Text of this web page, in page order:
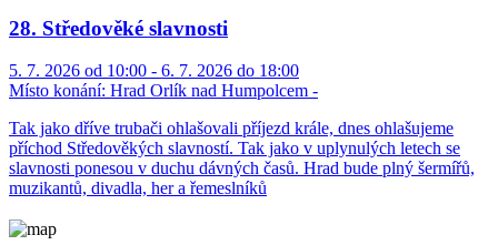
28. Středověké slavnosti
5. 7. 2026 od 10:00 - 6. 7. 2026 do 18:00
Místo konání: Hrad Orlík nad Humpolcem -
Tak jako dříve trubači ohlašovali příjezd krále, dnes ohlašujeme
příchod Středověkých slavností. Tak jako v uplynulých letech se
slavnosti ponesou v duchu dávných časů. Hrad bude plný šermířů,
muzikantů, divadla, her a řemeslníků